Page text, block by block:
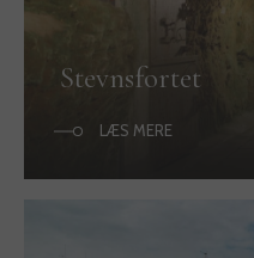
Stevnsfortet
LÆS MERE